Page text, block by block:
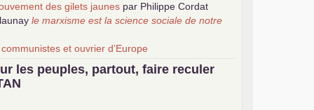
des gilets jaunes par Philippe Cordat
le marxisme est la science sociale de notre
et ouvrier d’Europe
revue Unir les Communistes
au débat sur le projet communiste
les peuples, partout, faire reculer